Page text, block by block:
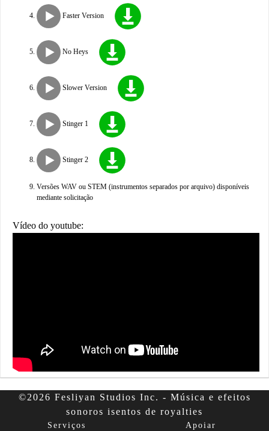
Faster Version
No Heys
Slower Version
Stinger 1
Stinger 2
Versões WAV ou STEM (instrumentos separados por arquivo) disponíveis
mediante solicitação
Vídeo do youtube:
©2026 Fesliyan Studios Inc. - Música e efeitos
sonoros isentos de royalties
Serviços Apoiar